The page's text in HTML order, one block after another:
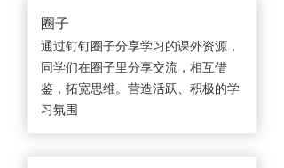
圈子
通过钉钉圈子分享学习的课外资源，
同学们在圈子里分享交流，相互借
鉴，拓宽思维。营造活跃、积极的学
习氛围